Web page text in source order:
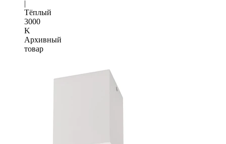
|
Тёплый
3000
K
Архивный
товар